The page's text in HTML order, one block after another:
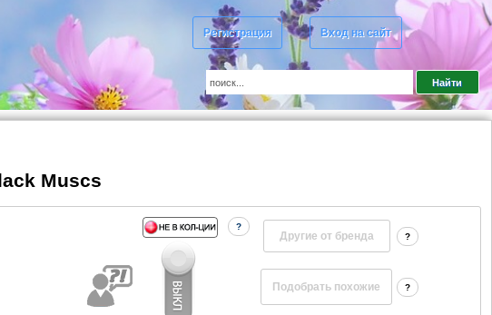
Регистрация Вход на сайт
Muscs
?
Другие от бренда ?
?